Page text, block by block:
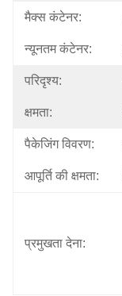
मैक्स कंटेनर:
न्यूनतम कंटेनर:
परिदृश्य:
क्षमता:
पैकेजिंग विवरण:
आपूर्ति की क्षमता:
प्रमुखता देना: